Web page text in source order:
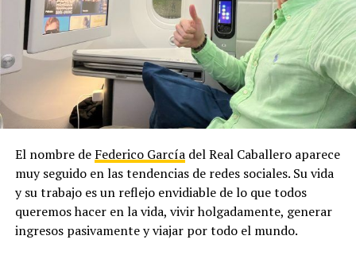
El nombre de Federico Garcíadel Real Caballero aparece
muy seguido en las tendencias de redes sociales. Su vida
y su trabajo es un reflejo envidiable de lo que todos
queremos hacer en la vida, vivir holgadamente, generar
ingresos pasivamente y viajar por todo el mundo.